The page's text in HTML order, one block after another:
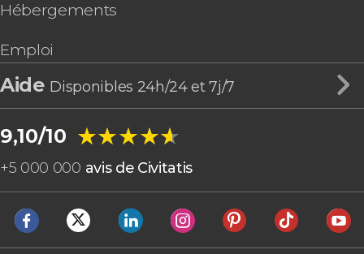
Hébergements
Emploi
Aide Disponibles 24h/24 et 7j/7
9,10/10 ★★★★★
★★★★★
+5 000 000 avis de Civitatis